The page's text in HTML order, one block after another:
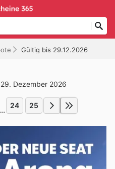
Gültig bis 29.12.2026
Dezember 2026
... 24 25